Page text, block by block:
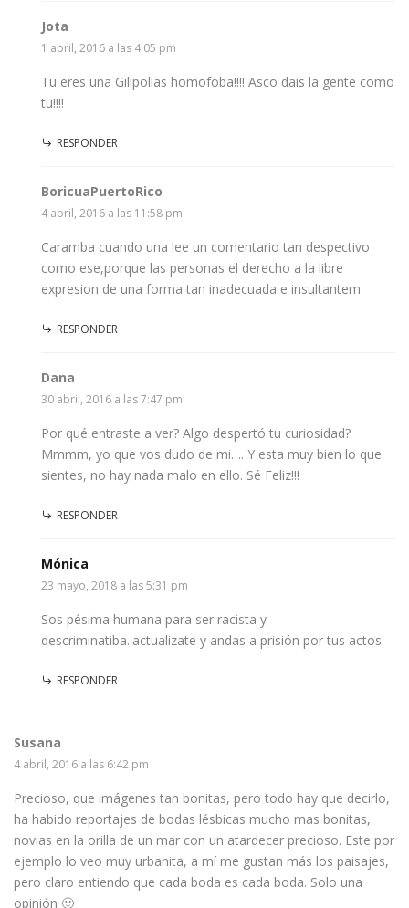
Jota
1 abril, 2016 a las 4:05 pm
Tu eres una Gilipollas homofoba!!!! Asco dais la gente como
tu!!!!
RESPONDER
BoricuaPuertoRico
4 abril, 2016 a las 11:58 pm
Caramba cuando una lee un comentario tan despectivo
como ese,porque las personas el derecho a la libre
expresion de una forma tan inadecuada e insultantem
RESPONDER
Dana
30 abril, 2016 a las 7:47 pm
Por qué entraste a ver? Algo despertó tu curiosidad?
Mmmm, yo que vos dudo de mi…. Y esta muy bien lo que
sientes, no hay nada malo en ello. Sé Feliz!!!
RESPONDER
Mónica
23 mayo, 2018 a las 5:31 pm
Sos pésima humana para ser racista y
descriminatiba..actualizate y andas a prisión por tus actos.
RESPONDER
Susana
4 abril, 2016 a las 6:42 pm
Precioso, que imágenes tan bonitas, pero todo hay que decirlo,
ha habido reportajes de bodas lésbicas mucho mas bonitas,
novias en la orilla de un mar con un atardecer precioso. Este por
ejemplo lo veo muy urbanita, a mí me gustan más los paisajes,
pero claro entiendo que cada boda es cada boda. Solo una
opinión 🙂